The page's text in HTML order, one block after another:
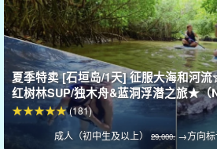
导游提供良好的支
所有导游都是合格的水上救生员。我们
迎小孩子和不擅长游泳的人参加。
夏季特卖 [石垣岛/1天] 征服大海和河
红树林SUP/独木舟&蓝洞浮潜之旅★（
成人（初中生及以上）29,000. →方向标
(181)